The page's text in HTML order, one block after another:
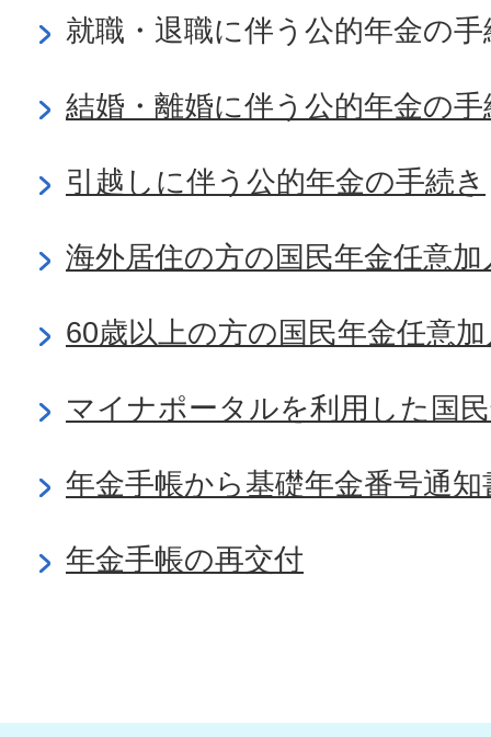
就職・退職に伴う公的年金の
結婚・離婚に伴う公的年金の
引越しに伴う公的年金の手続き
海外居住の方の国民年金任意加
60歳以上の方の国民年金任意
マイナポータルを利用した国
年金手帳から基礎年金番号通
年金手帳の再交付